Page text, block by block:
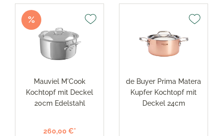
%
Mauviel M'Cook
Kochtopf mit Deckel
20cm Edelstahl
260,00 €*
de Buyer Prima Matera
Kupfer Kochtopf mit
Deckel 24cm